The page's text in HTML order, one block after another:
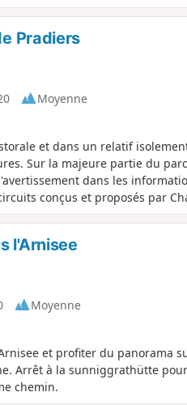
Pradiers
Moyenne
et dans un relatif
Sur la majeure partie du
dans les
conçus et proposés par
l'Arnisee
Moyenne
et profiter du panorama
Arrêt à la sunniggrathütte
chemin.